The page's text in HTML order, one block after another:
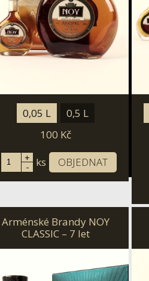
0,05 L
0,5 L
100 Kč
+
- ks OBJEDNAT
Arménské Brandy NOY
CLASSIC – 7 let